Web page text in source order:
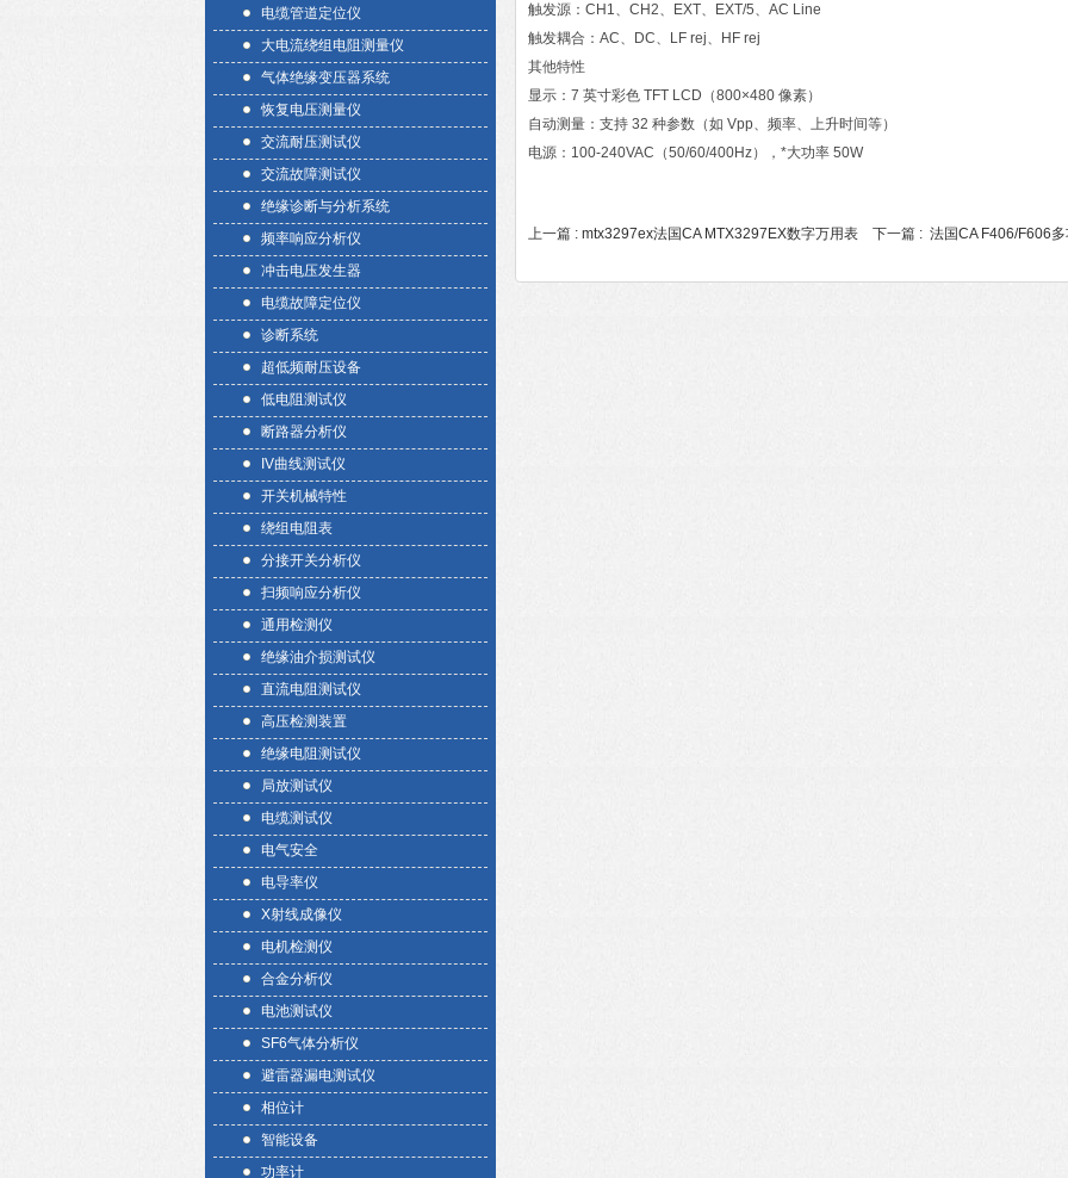
电缆管道定位仪
大电流绕组电阻测量仪
气体绝缘变压器系统
恢复电压测量仪
交流耐压测试仪
交流故障测试仪
绝缘诊断与分析系统
频率响应分析仪
冲击电压发生器
电缆故障定位仪
诊断系统
超低频耐压设备
低电阻测试仪
断路器分析仪
IV曲线测试仪
开关机械特性
绕组电阻表
分接开关分析仪
扫频响应分析仪
通用检测仪
绝缘油介损测试仪
直流电阻测试仪
高压检测装置
绝缘电阻测试仪
局放测试仪
电缆测试仪
电气安全
电导率仪
X射线成像仪
电机检测仪
合金分析仪
电池测试仪
SF6气体分析仪
避雷器漏电测试仪
相位计
智能设备
功率计
触发源：CH1、CH2、EXT、EXT/5、AC Line
触发耦合：AC、DC、LF rej、HF rej
其他特性
显示：7 英寸彩色 TFT LCD（800×480 像素）
自动测量：支持 32 种参数（如 Vpp、频率、上升时间等）
电源：100-240VAC（50/60/400Hz），*大功率 50W
上一篇 : mtx3297ex法国CA MTX3297EX数字万用表 下一篇 : 法国CA F406/F606